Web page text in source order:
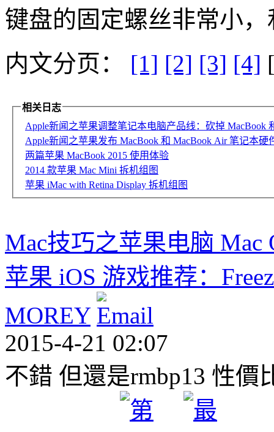
键盘的固定螺丝非常小
内文分页： [1] [2] [3] [4]
相关日志
Apple新闻之苹果调整笔记本电脑产品线：砍掉 MacBook
Apple新闻之苹果发布 MacBook 和 MacBook Air 笔记本
两篇苹果 MacBook 2015 使用体验
2014 款苹果 Mac Mini 拆机组图
苹果 iMac with Retina Display 拆机组图
Mac技巧之苹果电脑
苹果 iOS 游戏推荐：
MOREY
2015-4-21 02:07
不錯 但還是rmbp13 性價